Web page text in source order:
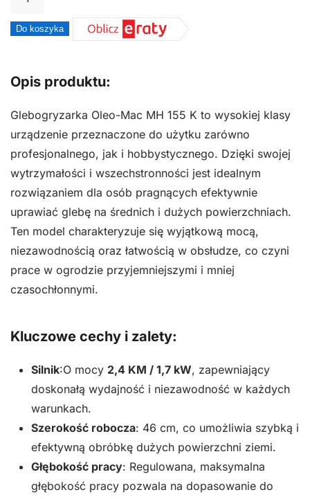
spalinowa
Oleo
Mac
Do koszyka
Opis produktu:
Glebogryzarka Oleo-Mac MH 155 K to wysokiej klasy
urządzenie przeznaczone do użytku zarówno
profesjonalnego, jak i hobbystycznego. Dzięki swojej
wytrzymałości i wszechstronności jest idealnym
rozwiązaniem dla osób pragnących efektywnie
uprawiać glebę na średnich i dużych powierzchniach.
Ten model charakteryzuje się wyjątkową mocą,
niezawodnością oraz łatwością w obsłudze, co czyni
prace w ogrodzie przyjemniejszymi i mniej
czasochłonnymi.
Kluczowe cechy i zalety:
Silnik:O mocy 2,4 KM / 1,7 kW, zapewniający
doskonałą wydajność i niezawodność w każdych
warunkach.
Szerokość robocza: 46 cm, co umożliwia szybką i
efektywną obróbkę dużych powierzchni ziemi.
Głębokość pracy: Regulowana, maksymalna
głębokość pracy pozwala na dopasowanie do